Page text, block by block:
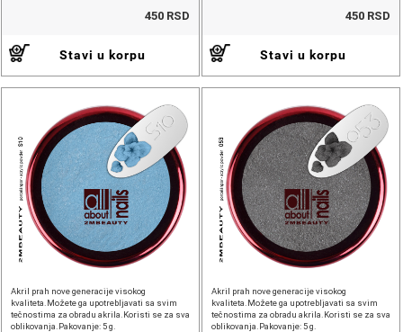
450 RSD
Stavi u korpu
450 RSD
Stavi u korpu
Akril prah nove generacije visokog
kvaliteta.Možete ga upotrebljavati sa svim
tečnostima za obradu akrila.Koristi se za sva
oblikovanja.Pakovanje: 5 g.
Akril prah nove generacije visokog
kvaliteta.Možete ga upotrebljavati sa svim
tečnostima za obradu akrila.Koristi se za sva
oblikovanja.Pakovanje: 5 g.